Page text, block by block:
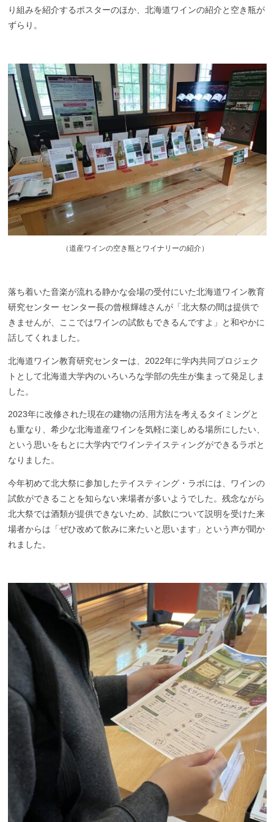
り組みを紹介するポスターのほか、北海道ワインの紹介と 空き瓶が
ずらり。
（道産ワインの空き瓶とワイナリーの紹介）
落ち着いた音楽が流れる静かな会場の受付にいた北海道ワイン教育
研究センター センター長の曾根輝雄さんが「北大祭の間は提供で
きませんが、 こ こ ではワインの試飲もできるんですよ」と和やかに
話してく れました。
北海道ワイン教育研究センターは、2022年に学内共同プロジェク
トとして北海道大学内のいろいろな学部の先生が集ま って発足しま
した。
2023年に改修された現在の建物の活用方法を考えるタイミングと
も重なり 、希少な北海道産ワインを気軽に楽しめる場所にしたい、
と いう思いをもとに大学内でワインテイスティングができるラボと
なりました。
今年初めて北大祭に参加したテイスティング・ラボには、ワインの
試飲ができることを知らない来場者が多いようでした 。 残念ながら
北大祭では酒類が提供できないため、試飲について説明を受けた来
場者からは 「ぜひ改めて飲みに来たいと思います」と いう声が聞か
れました。